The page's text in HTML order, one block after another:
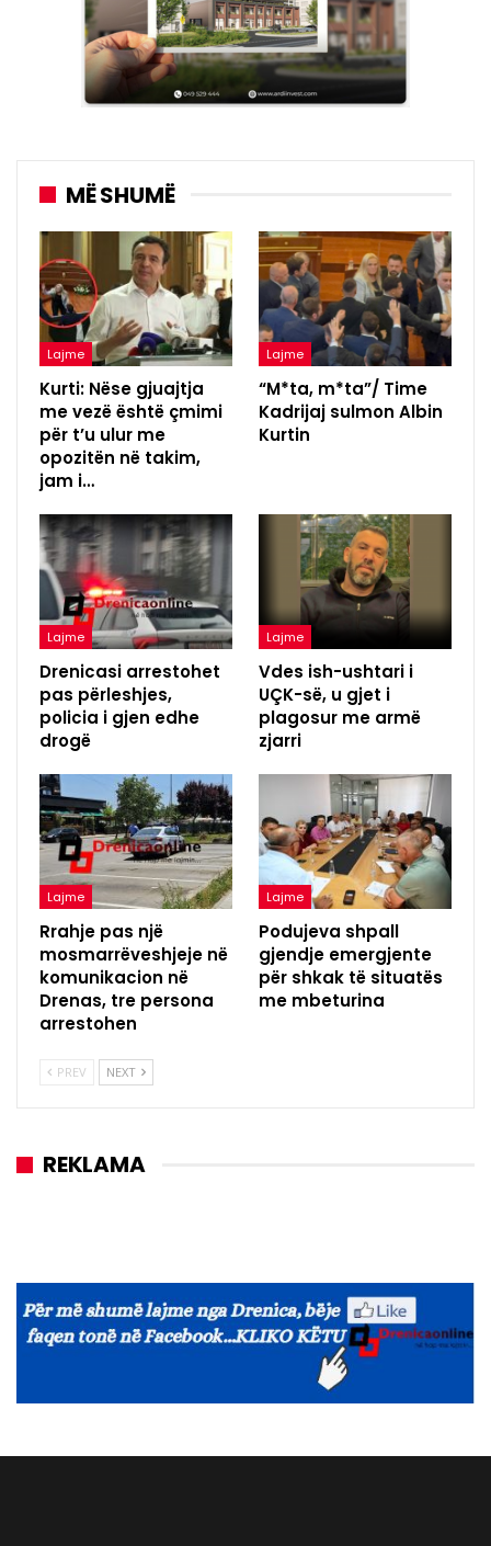
MË SHUMË
Lajme
Kurti: Nëse gjuajtja
me vezë është çmimi
për t’u ulur me
opozitën në takim,
jam i…
Lajme
“M*ta, m*ta”/ Time
Kadrijaj sulmon Albin
Kurtin
Lajme
Drenicasi arrestohet
pas përleshjes,
policia i gjen edhe
drogë
Lajme
Vdes ish-ushtari i
UÇK-së, u gjet i
plagosur me armë
zjarri
Lajme
Rrahje pas një
mosmarrëveshjeje në
komunikacion në
Drenas, tre persona
arrestohen
Lajme
Podujeva shpall
gjendje emergjente
për shkak të situatës
me mbeturina
PREV NEXT
REKLAMA